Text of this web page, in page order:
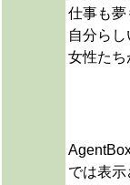
仕事も夢
自分らし
女性たち
では表